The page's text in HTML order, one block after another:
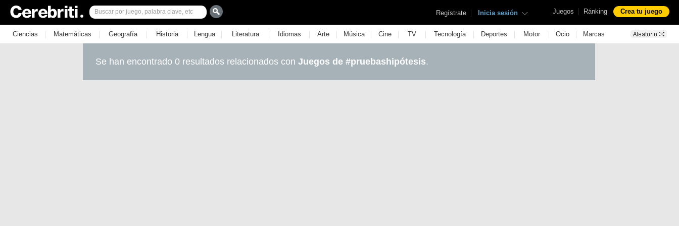
Juegos | Ránking Crea tu juego
Regístrate | Inicia sesión
Ciencias | Matemáticas | Geografía | Historia | Lengua | Literatura | Idiomas | Arte | Música | Cine | TV | Tecnología | Deportes | Motor | Ocio | Marcas
Se han encontrado 0 resultados relacionados con Juegos de #pruebashipótesis.